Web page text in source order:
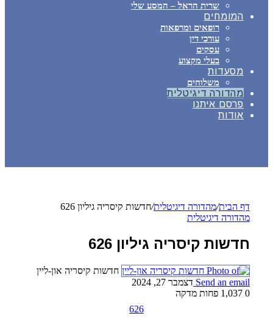
שרית הראל – המסע שלי
המומחים
רופאים ומרפאות
עורכי דין
עסקים
בעלי מקצוע
מסעדות
משלוחים
מהדורה דיגיטלית
פרסם איתנו
אודות
דף הבית/מהדורה דיגיטלית/חדשות קיסריה גיליון 626
מהדורה דיגיטלית
חדשות קיסריה גיליון 626
חדשות קיסריה און-ליין
Send an email דצמבר 27, 2024
0
פחות מדקה
626